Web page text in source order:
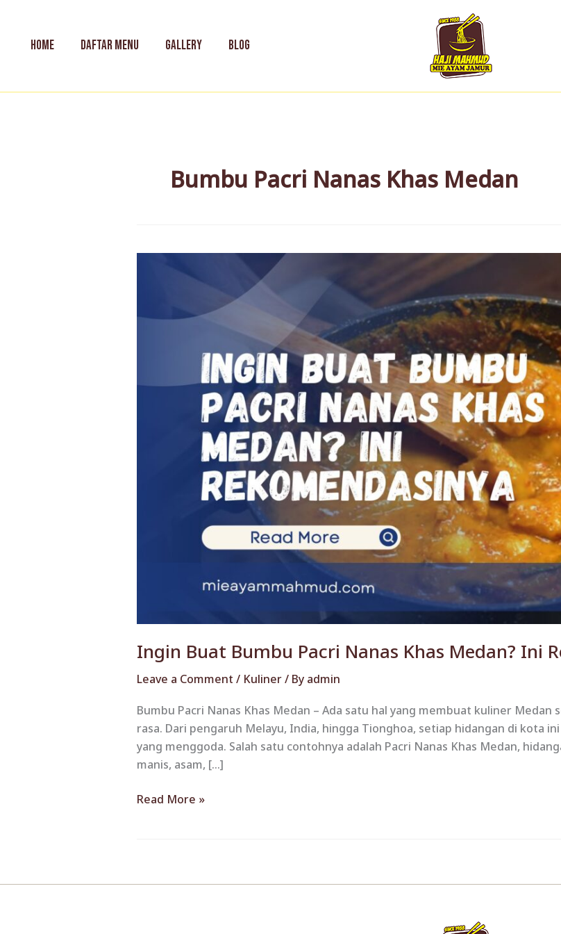
contentHOME DAFTAR MENU GALLERY BLOG
Bumbu Pacri Nanas Khas Medan
Ingin Buat Bumbu Pacri Nanas Khas Medan? Ini
Leave a Comment / Kuliner/ By admin
Bumbu Pacri Nanas Khas Medan – Ada satu hal yang membuat kuliner
rasa. Dari pengaruh Melayu, India, hingga Tionghoa, setiap hidangan di kota
yang menggoda. Salah satu contohnya adalah Pacri Nanas Khas Medan,
manis, asam, […]
Pacri
Ini
Rekomendasinya
Read More »